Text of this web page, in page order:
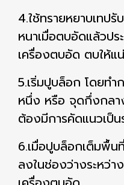
4.ใช้ทรายหยาบเทป
หนาเมื่อตบอัดแล้วป
เครื่องตบอัด ตบให้แ
5.เริ่มปูบล็อก โดยทำ
หนึ่ง หรือ จุดกึ่งกล
ต้องมีการคัดแนวเป็น
6.เมื่อปูบล็อกเต็มพื้น
ลงในช่องว่างระหว่